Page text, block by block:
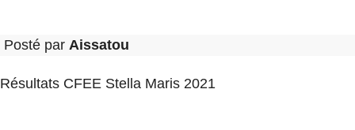
Posté par Aissatou
Résultats CFEE Stella Maris 2021